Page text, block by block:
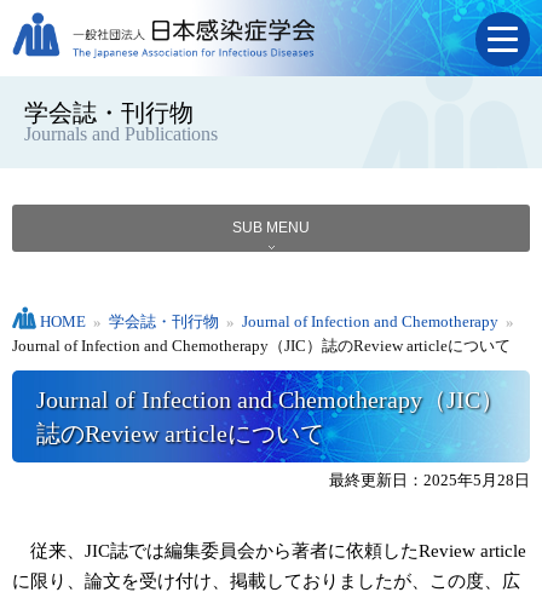
学会誌・刊行物
Journals and Publications
SUB MENU
HOME » 学会誌・刊行物 » Journal of Infection and Chemotherapy »
Journal of Infection and Chemotherapy（JIC）誌のReview articleについて
Journal of Infection and Chemotherapy（JIC）
誌のReview articleについて
最終更新日：2025年5月28日
従来、JIC誌では編集委員会から著者に依頼したReview article
に限り、論文を受け付け、掲載しておりましたが、この度、広